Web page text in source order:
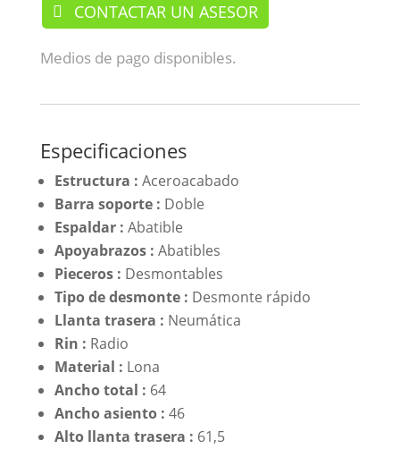
CONTACTAR UN ASESOR
Medios de pago disponibles.
Especificaciones
Estructura : Aceroacabado
Barra soporte : Doble
Espaldar : Abatible
Apoyabrazos : Abatibles
Pieceros : Desmontables
Tipo de desmonte : Desmonte rápido
Llanta trasera : Neumática
Rin : Radio
Material : Lona
Ancho total : 64
Ancho asiento : 46
Alto llanta trasera : 61,5